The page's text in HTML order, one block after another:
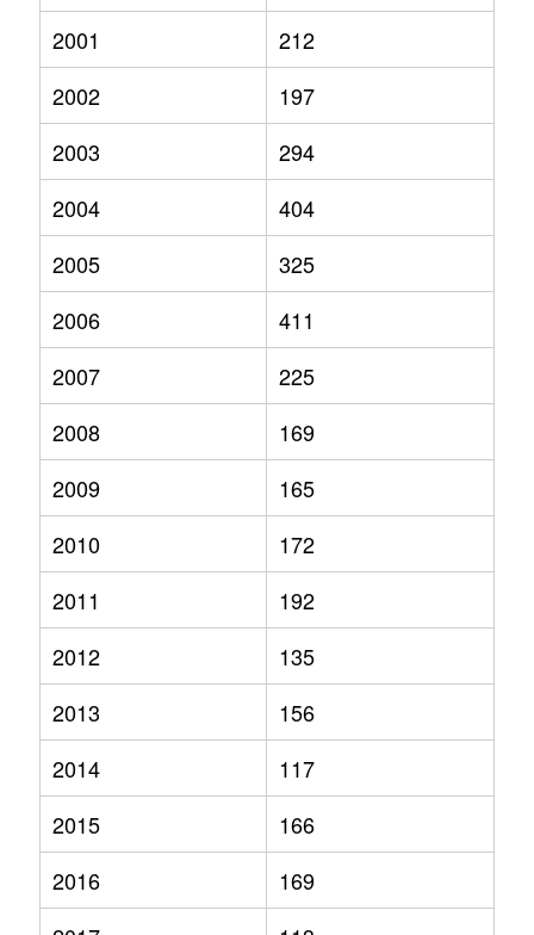
2001
212
2002
197
2003
294
2004
404
2005
325
2006
411
2007
225
2008
169
2009
165
2010
172
2011
192
2012
135
2013
156
2014
117
2015
166
2016
169